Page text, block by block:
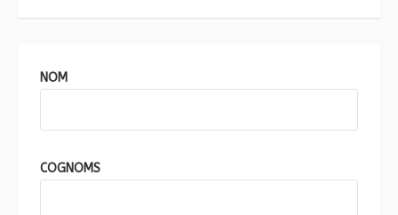
NOM
COGNOMS